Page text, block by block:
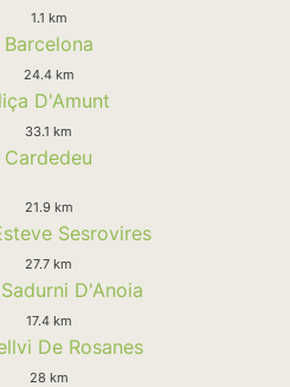
1.1 km
Barcelona
24.4 km
D'Amunt
33.1 km
Cardedeu
21.9 km
Sesrovires
27.7 km
D'Anoia
17.4 km
De Rosanes
28 km